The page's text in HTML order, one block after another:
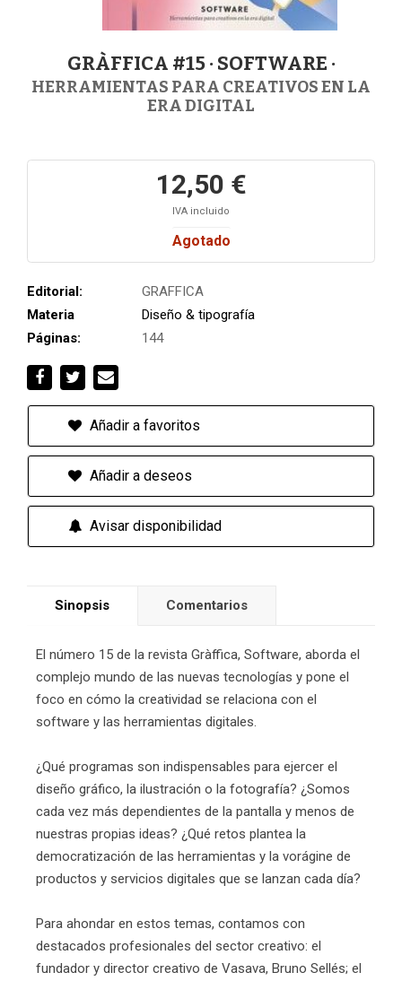
GRÀFFICA #15 · SOFTWARE ·
HERRAMIENTAS PARA CREATIVOS EN LA
ERA DIGITAL
12,50 €
IVA incluido
Agotado
Editorial:
GRAFFICA
Materia
Diseño & tipografía
Páginas:
144
Añadir a favoritos
Añadir a deseos
Avisar disponibilidad
Sinopsis Comentarios
El número 15 de la revista Gràffica, Software, aborda el
complejo mundo de las nuevas tecnologías y pone el
foco en cómo la creatividad se relaciona con el
software y las herramientas digitales.
¿Qué programas son indispensables para ejercer el
diseño gráfico, la ilustración o la fotografía? ¿Somos
cada vez más dependientes de la pantalla y menos de
nuestras propias ideas? ¿Qué retos plantea la
democratización de las herramientas y la vorágine de
productos y servicios digitales que se lanzan cada día?
Para ahondar en estos temas, contamos con
destacados profesionales del sector creativo: el
fundador y director creativo de Vasava, Bruno Sellés; el